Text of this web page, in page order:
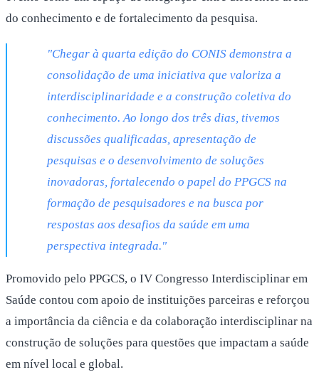
do conhecimento e de fortalecimento da pesquisa.
"Chegar à quarta edição do CONIS demonstra a
consolidação de uma iniciativa que valoriza a
interdisciplinaridade e a construção coletiva do
conhecimento. Ao longo dos três dias, tivemos
discussões qualificadas, apresentação de
pesquisas e o desenvolvimento de soluções
inovadoras, fortalecendo o papel do PPGCS na
formação de pesquisadores e na busca por
respostas aos desafios da saúde em uma
perspectiva integrada."
Promovido pelo PPGCS, o IV Congresso Interdisciplinar em
Saúde contou com apoio de instituições parceiras e reforçou
a importância da ciência e da colaboração interdisciplinar na
construção de soluções para questões que impactam a saúde
em nível local e global.